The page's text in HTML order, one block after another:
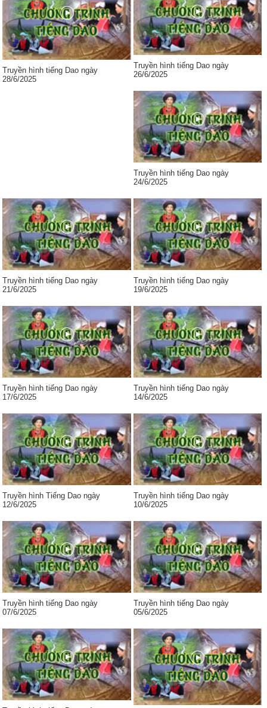
Truyền hình tiếng Dao ngày
28/6/2025
Truyền hình tiếng Dao ngày
26/6/2025
Truyền hình tiếng Dao ngày
24/6/2025
Truyền hình tiếng Dao ngày
21/6/2025
Truyền hình tiếng Dao ngày
19/6/2025
Truyền hình tiếng Dao ngày
17/6/2025
Truyền hình tiếng Dao ngày
14/6/2025
Truyền hình Tiếng Dao ngày
12/6/2025
Truyền hình tiếng Dao ngày
10/6/2025
Truyền hình tiếng Dao ngày
07/6/2025
Truyền hình tiếng Dao ngày
05/6/2025